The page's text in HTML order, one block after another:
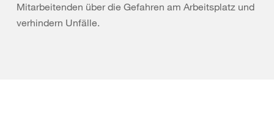
Mitarbeitenden über die Gefahren am Arbeitsplatz und
verhindern Unfälle.